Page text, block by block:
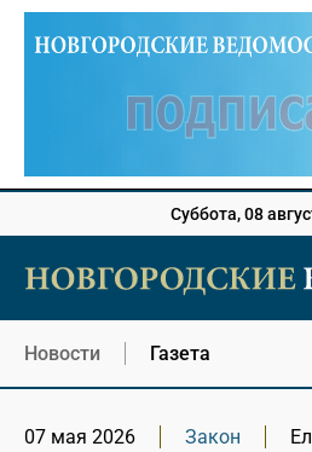
Суббота, 08
Новости Газета
07 мая 2026 Закон